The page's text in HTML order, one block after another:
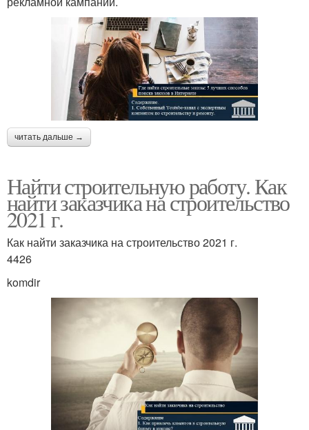
читать дальше →
Найти строительную работу. Как
найти заказчика на строительство
2021 г.
Как найти заказчика на строительство 2021 г.
4426
komdir